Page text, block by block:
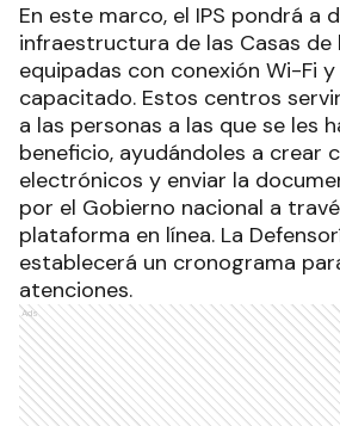
En este marco, el IPS pondrá a
infraestructura de las Casas de
equipadas con conexión Wi-Fi
capacitado. Estos centros
a las personas a las que se les
beneficio, ayudándoles a crear
electrónicos y enviar la
por el Gobierno nacional a
plataforma en línea. La
establecerá un cronograma
atenciones.
Ads